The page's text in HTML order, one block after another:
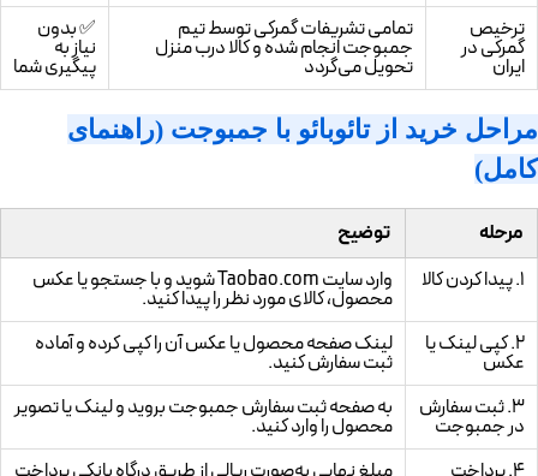
ترخیص
گمرکی در
ایران
تمامی تشریفات گمرکی توسط تیم
جمبوجت انجام شده و کالا درب منزل
تحویل می‌گردد
✅ بدون
نیاز به
پیگیری شما
مراحل خرید از تائوبائو با جمبوجت (راهنمای
کامل)
مرحله
توضیح
۱. پیدا کردن کالا
وارد سایت Taobao.com شوید و با جستجو یا عکس
محصول، کالای مورد نظر را پیدا کنید.
۲. کپی لینک یا
عکس
لینک صفحه محصول یا عکس آن را کپی کرده و آماده
ثبت سفارش کنید.
۳. ثبت سفارش
در جمبوجت
به صفحه ثبت سفارش جمبوجت بروید و لینک یا تصویر
محصول را وارد کنید.